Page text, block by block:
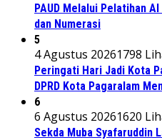
PAUD Melalui Pelatihan
dan Numerasi
5
4 Agustus 20261798
Peringati Hari Jadi Kota
DPRD Kota Pagaralam
6
6 Agustus 20261620
Sekda Muba Syafaruddin